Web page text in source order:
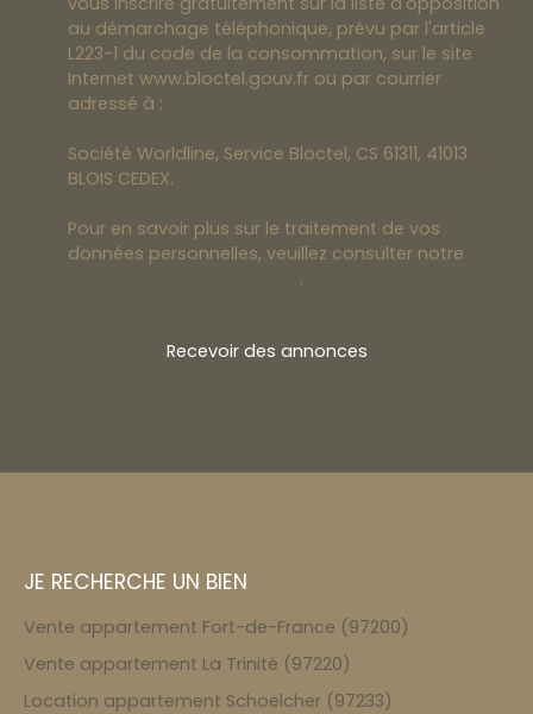
au démarchage téléphonique, prévu par l'article
L223-1 du code de la consommation, sur le site
Internet www.bloctel.gouv.fr ou par courrier
adressé à :
Société Worldline, Service Bloctel, CS 61311, 41013
BLOIS CEDEX.
Pour en savoir plus sur le traitement de vos
données personnelles, veuillez consulter notre
.
Recevoir des annonces
JE RECHERCHE UN BIEN
Vente appartement Fort-de-France (97200)
Vente appartement La Trinité (97220)
Location appartement Schoelcher (97233)